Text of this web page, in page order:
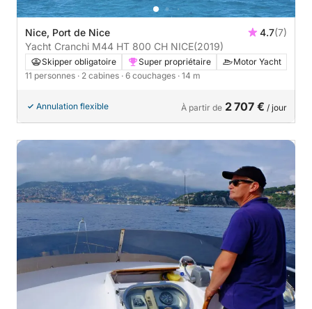
Nice, Port de Nice 4.7(7)
Yacht Cranchi M44 HT 800 CH NICE(2019)
Skipper obligatoire Super propriétaire
Motor Yacht
11 personnes · 2 cabines · 6 couchages · 14 m
Annulation flexible À partir de 2 707 € / jour